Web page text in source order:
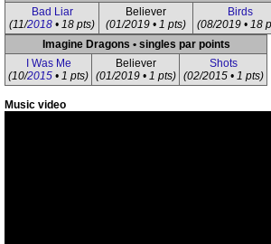
Bad Liar
(11/2018 • 18 pts)
Believer
(01/2019 • 1 pts)
Birds
(08/2019 • 18
Imagine Dragons • singles par points
I Was Me
(10/2015 • 1 pts)
Believer
(01/2019 • 1 pts)
Shots
(02/2015 • 1 pts)
Music video